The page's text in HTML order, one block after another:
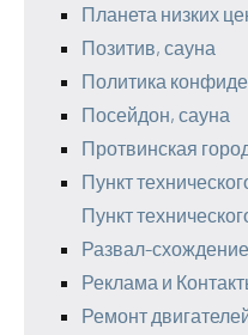
Планета низких
Позитив, сауна
Политика
Посейдон, сауна
Протвинская
Пункт
Пункт
Развал-схождение
Реклама и
Ремонт